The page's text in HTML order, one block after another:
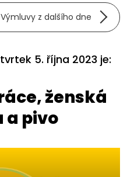
Výmluvy z dalšího dne
5. října 2023 je:
ženská
a pivo